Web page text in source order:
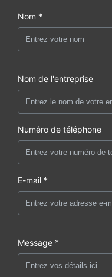
Nom *
Nom de l'entreprise
Numéro de téléphone
E-mail *
Message *